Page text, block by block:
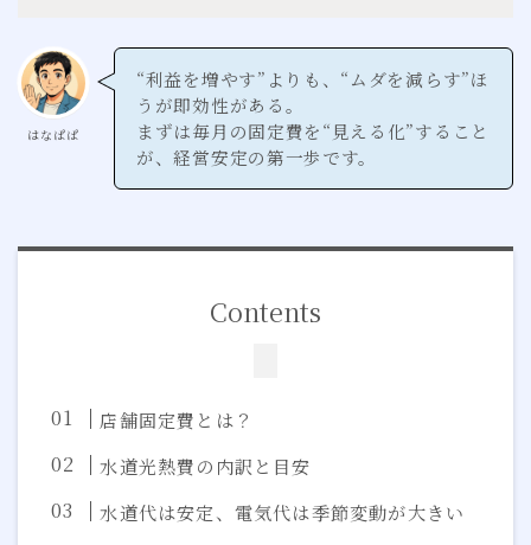
はなぱぱ
“利益を増やす”よりも、“ムダを減らす”ほ
うが即効性がある。
まずは毎月の固定費を“見える化”すること
が、経営安定の第一歩です。
Contents
店舗固定費とは？
水道光熱費の内訳と目安
水道代は安定、電気代は季節変動が大きい